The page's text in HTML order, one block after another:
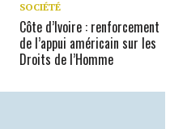
SOCIÉTÉ
Côte d’Ivoire : renforcement
de l’appui américain sur les
Droits de l’Homme